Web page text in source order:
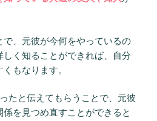
、元彼が今何をやっているの
く知ることができれば、自分
もなります。
たと伝えてもらうことで、元彼
を見つめ直すことができると